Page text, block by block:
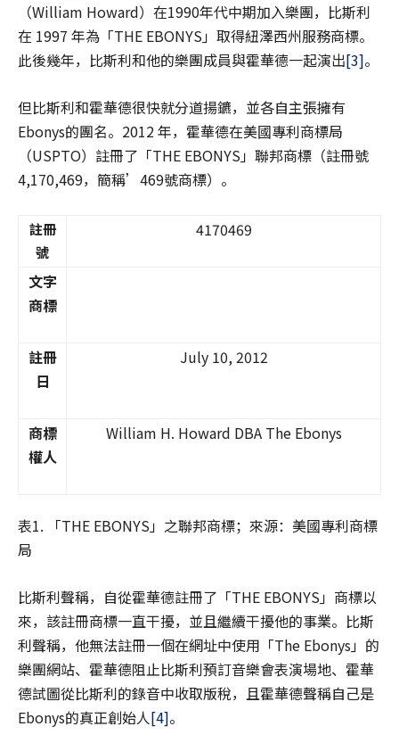
（William Howard）在1990年代中期加入樂團，比斯利
在 1997 年為「THE EBONYS」取得紐澤西州服務商標。
此後幾年，比斯利和他的樂團成員與霍華德一起演出[3]。
但比斯利和霍華德很快就分道揚鑣，並各自主張擁有
Ebonys的團名。2012 年，霍華德在美國專利商標局
（USPTO）註冊了「THE EBONYS」聯邦商標（註冊號
4,170,469，簡稱’469號商標）。
註冊
號
4170469
文字
商標
註冊
日
July 10, 2012
商標
權人
William H. Howard DBA The Ebonys
表1. 「THE EBONYS」之聯邦商標；來源：美國專利商標
局
比斯利聲稱，自從霍華德註冊了「THE EBONYS」商標以
來，該註冊商標一直干擾，並且繼續干擾他的事業。比斯
利聲稱，他無法註冊一個在網址中使用「The Ebonys」的
樂團網站、霍華德阻止比斯利預訂音樂會表演場地、霍華
德試圖從比斯利的錄音中收取版稅，且霍華德聲稱自己是
Ebonys的真正創始人[4]。